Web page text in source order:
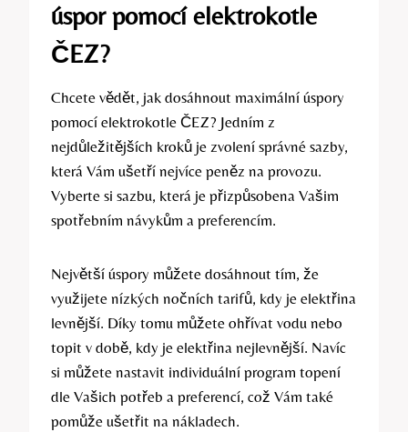
úspor pomocí elektrokotle⁣
ČEZ?
Chcete⁤ vědět, jak⁣ dosáhnout maximální úspory
⁤pomocí elektrokotle ČEZ? Jedním z
nejdůležitějších kroků‌ je ‍zvolení ‌správné sazby,
která Vám‍ ušetří nejvíce peněz ⁤na​ provozu.
Vyberte si sazbu, která je přizpůsobena Vašim
spotřebním návykům⁤ a preferencím.
Největší úspory můžete ⁣dosáhnout tím, že
využijete⁢ nízkých nočních ‍tarifů,‌ kdy je elektřina
levnější. Díky tomu můžete ohřívat vodu nebo
topit‌ v ‍době,⁣ kdy je ‍elektřina nejlevnější. Navíc
si můžete nastavit individuální program topení
dle Vašich potřeb a preferencí, což Vám také
⁢pomůže ušetřit ‍na nákladech.